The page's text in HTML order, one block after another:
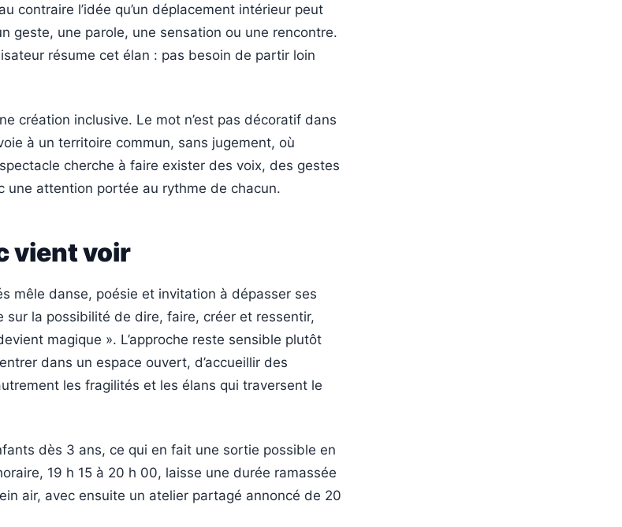
contraire l’idée qu’un déplacement intérieur peut
geste, une parole, une sensation ou une rencontre.
résume cet élan : pas besoin de partir loin
création inclusive. Le mot n’est pas décoratif dans
à un territoire commun, sans jugement, où
cherche à faire exister des voix, des gestes
une attention portée au rythme de chacun.
vient voir
mêle danse, poésie et invitation à dépasser ses
sur la possibilité de dire, faire, créer et ressentir,
magique ». L’approche reste sensible plutôt
dans un espace ouvert, d’accueillir des
les fragilités et les élans qui traversent le
dès 3 ans, ce qui en fait une sortie possible en
19 h 15 à 20 h 00, laisse une durée ramassée
air, avec ensuite un atelier partagé annoncé de 20